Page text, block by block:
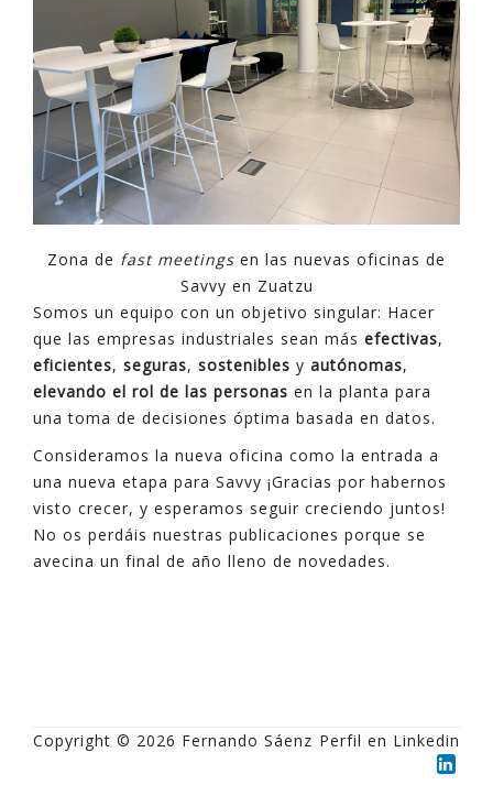
Zona de fast meetings en las nuevas oficinas de
Savvy en Zuatzu
Somos un equipo con un objetivo singular: Hacer
que las empresas industriales sean más efectivas,
eficientes, seguras, sostenibles y autónomas,
elevando el rol de las personas en la planta para
una toma de decisiones óptima basada en datos.
Consideramos la nueva oficina como la entrada a
una nueva etapa para Savvy ¡Gracias por habernos
visto crecer, y esperamos seguir creciendo juntos!
No os perdáis nuestras publicaciones porque se
avecina un final de año lleno de novedades.
Copyright © 2026 Fernando Sáenz Perfil en Linkedin